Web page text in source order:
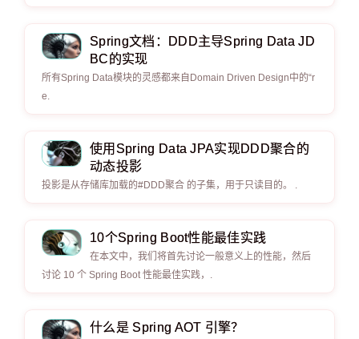
Spring文档：DDD主导Spring Data JD
BC的实现
所有Spring Data模块的灵感都来自Domain Driven Design中的“r
e.
使用Spring Data JPA实现DDD聚合的
动态投影
投影是从存储库加载的#DDD聚合 的子集，用于只读目的。 .
10个Spring Boot性能最佳实践
在本文中，我们将首先讨论一般意义上的性能，然后
讨论 10 个 Spring Boot 性能最佳实践，.
什么是 Spring AOT 引擎？